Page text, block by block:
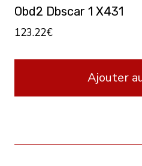
Obd2 Dbscar 1 X431
123.22€
Ajouter